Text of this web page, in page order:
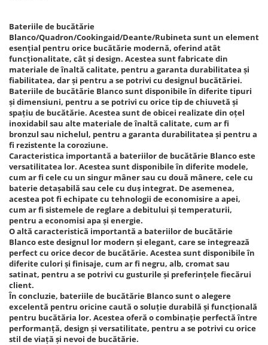
Bateriile de bucătărie
Blanco/Quadron/Cookingaid/Deante/Rubineta sunt un element
esențial pentru orice bucătărie modernă, oferind atât
funcționalitate, cât și design. Acestea sunt fabricate din
materiale de înaltă calitate, pentru a garanta durabilitatea și
fiabilitatea, dar și pentru a se potrivi cu designul bucătăriei.
Bateriile de bucătărie Blanco sunt disponibile în diferite tipuri
și dimensiuni, pentru a se potrivi cu orice tip de chiuvetă și
spațiu de bucătărie. Acestea sunt de obicei realizate din oțel
inoxidabil sau alte materiale de înaltă calitate, cum ar fi
bronzul sau nichelul, pentru a garanta durabilitatea și pentru a
fi rezistente la coroziune.
Caracteristica importantă a bateriilor de bucătărie Blanco este
versatilitatea lor. Acestea sunt disponibile în diferite modele,
cum ar fi cele cu un singur mâner sau cu două mânere, cele cu
baterie detașabilă sau cele cu duș integrat. De asemenea,
acestea pot fi echipate cu tehnologii de economisire a apei,
cum ar fi sistemele de reglare a debitului și temperaturii,
pentru a economisi apa și energie.
O altă caracteristică importantă a bateriilor de bucătărie
Blanco este designul lor modern și elegant, care se integrează
perfect cu orice decor de bucătărie. Acestea sunt disponibile în
diferite culori și finisaje, cum ar fi negru, alb, cromat sau
satinat, pentru a se potrivi cu gusturile și preferințele fiecărui
client.
În concluzie, bateriile de bucătărie Blanco sunt o alegere
excelentă pentru oricine caută o soluție durabilă și funcțională
pentru bucătăria lor. Acestea oferă o combinație perfectă între
performanță, design și versatilitate, pentru a se potrivi cu orice
stil de viață și nevoi de bucătărie.